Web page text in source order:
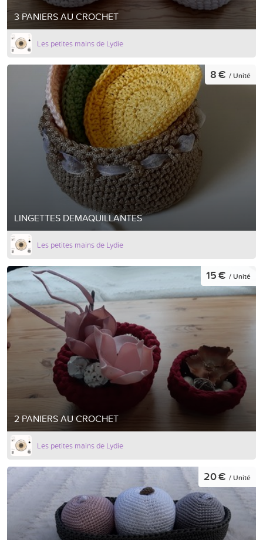
3 PANIERS AU CROCHET
Les petites mains de Lydie
LINGETTES DEMAQUILLANTES
8 € / Unité
Les petites mains de Lydie
2 PANIERS AU CROCHET
15 € / Unité
Les petites mains de Lydie
20 € / Unité